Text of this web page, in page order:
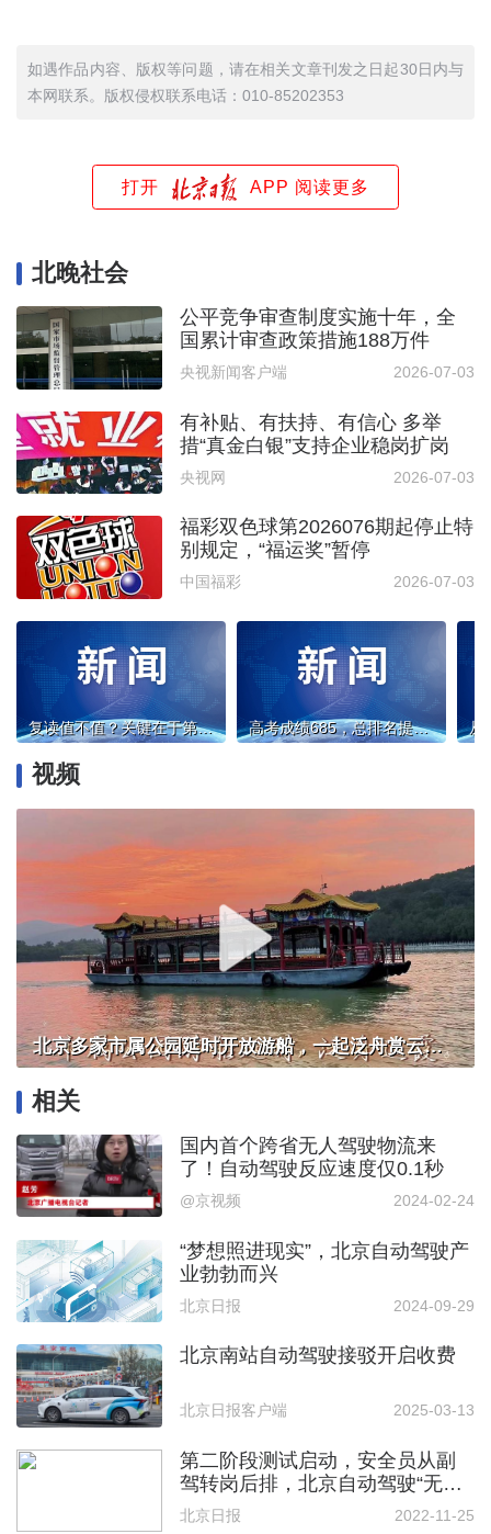
如遇作品内容、版权等问题，请在相关文章刊发之日起30日内与
本网联系。版权侵权联系电话：010-85202353
打开 APP 阅读更多
北晚社会
公平竞争审查制度实施十年，全
国累计审查政策措施188万件
央视新闻客户端 2026-07-03
有补贴、有扶持、有信心 多举
措“真金白银”支持企业稳岗扩岗
央视网 2026-07-03
福彩双色球第2026076期起停止特
别规定，“福运奖”暂停
中国福彩 2026-07-03
复读值不值？关键在于第一学历 高考成绩685，总排名提升1400多名 复读一年带来什么变化？
视频
北京多家市属公园延时开放游船，一起泛舟赏云霞！
相关
国内首个跨省无人驾驶物流来
了！自动驾驶反应速度仅0.1秒
@京视频 2024-02-24
“梦想照进现实”，北京自动驾驶产
业勃勃而兴
北京日报 2024-09-29
北京南站自动驾驶接驳开启收费
北京日报客户端 2025-03-13
第二阶段测试启动，安全员从副
驾转岗后排，北京自动驾驶“无
人”在即
北京日报 2022-11-25